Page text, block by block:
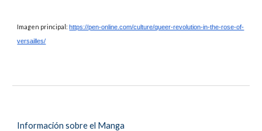
Imagen principal:https://pen-online.com/culture/queer-revolution-in-the-rose-of-
versailles/
Información sobre el Manga